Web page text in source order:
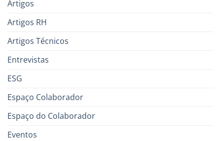
Artigos
Artigos RH
Artigos Técnicos
Entrevistas
ESG
Espaço Colaborador
Espaço do Colaborador
Eventos